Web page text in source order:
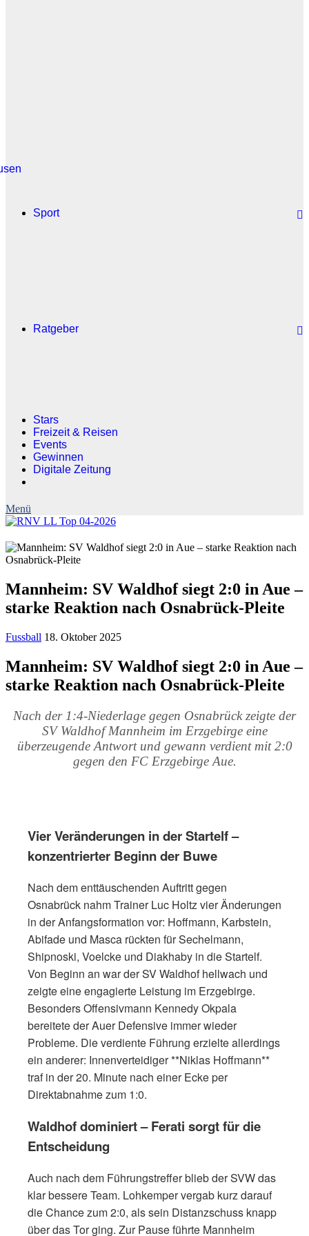
Sport
Ratgeber
Stars
Freizeit & Reisen
Events
Gewinnen
Digitale Zeitung
Mannheim: SV Waldhof siegt 2:0 in Aue –
starke Reaktion nach Osnabrück-Pleite
Fussball 18. Oktober 2025
Mannheim: SV Waldhof siegt 2:0 in Aue –
starke Reaktion nach Osnabrück-Pleite
Nach der 1:4-Niederlage gegen Osnabrück zeigte der
SV Waldhof Mannheim im Erzgebirge eine
überzeugende Antwort und gewann verdient mit 2:0
gegen den FC Erzgebirge Aue.
Vier Veränderungen in der Startelf –
konzentrierter Beginn der Buwe
Nach dem enttäuschenden Auftritt gegen
Osnabrück nahm Trainer Luc Holtz vier Änderungen
in der Anfangsformation vor: Hoffmann, Karbstein,
Abifade und Masca rückten für Sechelmann,
Shipnoski, Voelcke und Diakhaby in die Startelf.
Von Beginn an war der SV Waldhof hellwach und
zeigte eine engagierte Leistung im Erzgebirge.
Besonders Offensivmann Kennedy Okpala
bereitete der Auer Defensive immer wieder
Probleme. Die verdiente Führung erzielte allerdings
ein anderer: Innenverteidiger **Niklas Hoffmann**
traf in der 20. Minute nach einer Ecke per
Direktabnahme zum 1:0.
Waldhof dominiert – Ferati sorgt für die
Entscheidung
Auch nach dem Führungstreffer blieb der SVW das
klar bessere Team. Lohkemper vergab kurz darauf
die Chance zum 2:0, als sein Distanzschuss knapp
über das Tor ging. Zur Pause führte Mannheim